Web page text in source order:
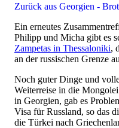
Zurück aus Georgien -
Ein erneutes
Philipp und Micha gibt es
Zampetas in Thessaloniki,
an der russischen Grenze
Noch guter Dinge und
Weiterreise in die
in Georgien, gab es
Visa für Russland, so das
die Türkei nach